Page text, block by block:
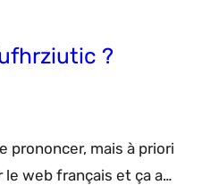
du lard ou du
est bien en
?
prononcer, mais à priori
web français et ça a